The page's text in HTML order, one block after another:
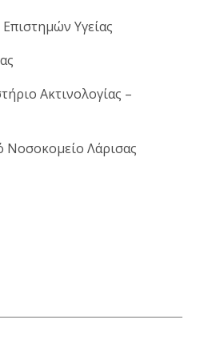
Υγείας
Ακτινολογίας –
Νοσοκομείο Λάρισας